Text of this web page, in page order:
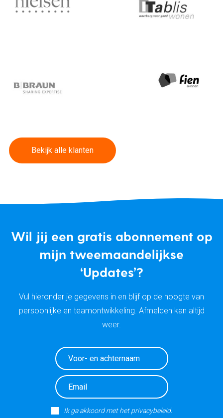
Bekijk alle klanten
Wil jij een gratis abonnement op
mijn tweemaandelijkse
‘Updates’?
Vul hieronder je gegevens in en blijf op de hoogte van
persoonlijke en teamontwikkeling. Afmelden kan altijd
weer.
Ik ga akkoord met het privacybeleid.